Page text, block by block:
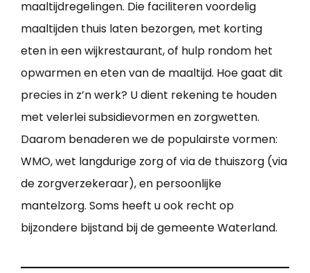
maaltijdregelingen. Die faciliteren voordelig
maaltijden thuis laten bezorgen, met korting
eten in een wijkrestaurant, of hulp rondom het
opwarmen en eten van de maaltijd. Hoe gaat dit
precies in z’n werk? U dient rekening te houden
met velerlei subsidievormen en zorgwetten.
Daarom benaderen we de populairste vormen:
WMO, wet langdurige zorg of via de thuiszorg (via
de zorgverzekeraar), en persoonlijke
mantelzorg. Soms heeft u ook recht op
bijzondere bijstand bij de gemeente Waterland.